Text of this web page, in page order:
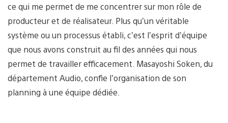
ce qui me permet de me concentrer sur mon rôle de
producteur et de réalisateur. Plus qu’un véritable
système ou un processus établi, c’est l’esprit d’équipe
que nous avons construit au fil des années qui nous
permet de travailler efficacement. Masayoshi Soken, du
département Audio, confie l’organisation de son
planning à une équipe dédiée.